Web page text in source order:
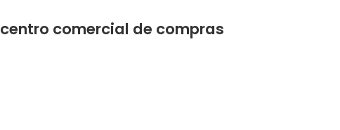
comercial de compras